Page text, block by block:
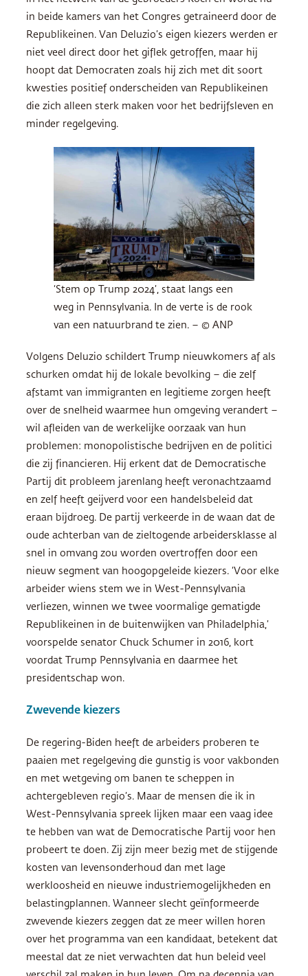
in beide kamers van het Congres getraineerd door de
Republikeinen. Van Deluzio’s eigen kiezers werden er
niet veel direct door het giflek getroffen, maar hij
hoopt dat Democraten zoals hij zich met dit soort
kwesties positief onderscheiden van Republikeinen
die zich alleen sterk maken voor het bedrijfsleven en
minder regelgeving.
‘Stem op Trump 2024’, staat langs een
weg in Pennsylvania. In de verte is de rook
van een natuurbrand te zien. – © ANP
Volgens Deluzio schildert Trump nieuwkomers af als
schurken omdat hij de lokale bevolking – die zelf
afstamt van immigranten en legitieme zorgen heeft
over de snelheid waarmee hun omgeving verandert –
wil afleiden van de werkelijke oorzaak van hun
problemen: monopolistische bedrijven en de politici
die zij financieren. Hij erkent dat de Democratische
Partij dit probleem jarenlang heeft veronachtzaamd
en zelf heeft geijverd voor een handelsbeleid dat
eraan bijdroeg. De partij verkeerde in de waan dat de
oude achterban van de zieltogende arbeidersklasse al
snel in omvang zou worden overtroffen door een
nieuw segment van hoogopgeleide kiezers. ‘Voor elke
arbeider wiens stem we in West-Pennsylvania
verliezen, winnen we twee voormalige gematigde
Republikeinen in de buitenwijken van Philadelphia,’
voorspelde senator Chuck Schumer in 2016, kort
voordat Trump Pennsylvania en daarmee het
presidentschap won.
Zwevende kiezers
De regering-Biden heeft de arbeiders proberen te
paaien met regelgeving die gunstig is voor vakbonden
en met wetgeving om banen te scheppen in
achtergebleven regio’s. Maar de mensen die ik in
West-Pennsylvania spreek lijken maar een vaag idee
te hebben van wat de Democratische Partij voor hen
probeert te doen. Zij zijn meer bezig met de stijgende
kosten van levensonderhoud dan met lage
werkloosheid en nieuwe industriemogelijkheden en
belastingplannen. Wanneer slecht geïnformeerde
zwevende kiezers zeggen dat ze meer willen horen
over het programma van een kandidaat, betekent dat
meestal dat ze niet verwachten dat hun beleid veel